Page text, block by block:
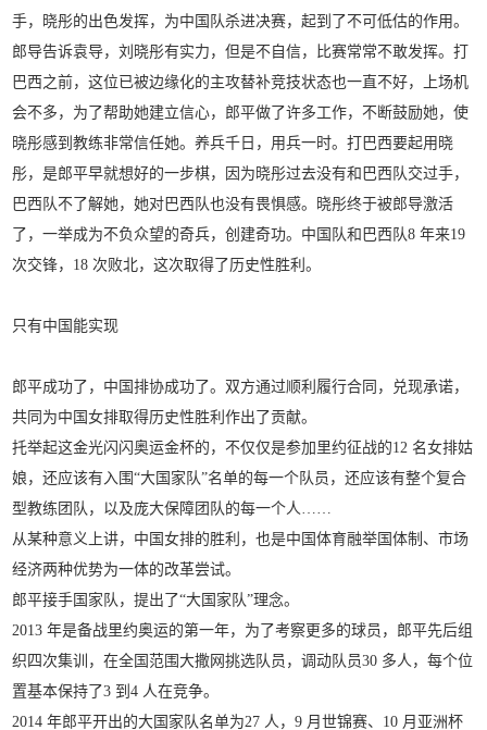
手，晓彤的出色发挥，为中国队杀进决赛，起到了不可低估的作用。
郎导告诉袁导，刘晓彤有实力，但是不自信，比赛常常不敢发挥。打
巴西之前，这位已被边缘化的主攻替补竞技状态也一直不好，上场机
会不多，为了帮助她建立信心，郎平做了许多工作，不断鼓励她，使
晓彤感到教练非常信任她。养兵千日，用兵一时。打巴西要起用晓
彤，是郎平早就想好的一步棋，因为晓彤过去没有和巴西队交过手，
巴西队不了解她，她对巴西队也没有畏惧感。晓彤终于被郎导激活
了，一举成为不负众望的奇兵，创建奇功。中国队和巴西队8 年来19
次交锋，18 次败北，这次取得了历史性胜利。
只有中国能实现
郎平成功了，中国排协成功了。双方通过顺利履行合同，兑现承诺，
共同为中国女排取得历史性胜利作出了贡献。
托举起这金光闪闪奥运金杯的，不仅仅是参加里约征战的12 名女排姑
娘，还应该有入围“大国家队”名单的每一个队员，还应该有整个复合
型教练团队，以及庞大保障团队的每一个人……
从某种意义上讲，中国女排的胜利，也是中国体育融举国体制、市场
经济两种优势为一体的改革尝试。
郎平接手国家队，提出了“大国家队”理念。
2013 年是备战里约奥运的第一年，为了考察更多的球员，郎平先后组
织四次集训，在全国范围大撒网挑选队员，调动队员30 多人，每个位
置基本保持了3 到4 人在竞争。
2014 年郎平开出的大国家队名单为27 人，9 月世锦赛、10 月亚洲杯